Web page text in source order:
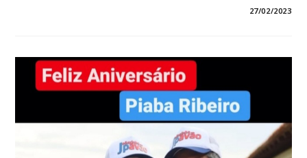
27/02/2023